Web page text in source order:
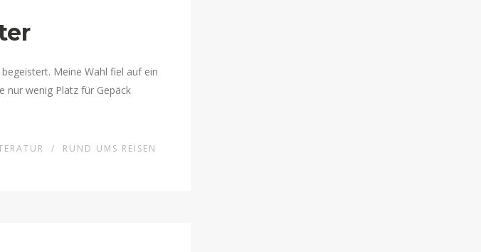
Meine Wahl fiel auf ein
nur wenig Platz für Gepäck
/ RUND UMS REISEN